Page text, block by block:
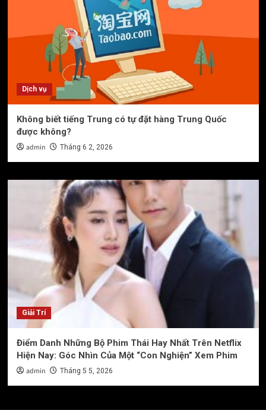
Dịch vụ
Không biết tiếng Trung có tự đặt hàng Trung Quốc
được không?
admin Tháng 6 2, 2026
Giải Trí
Điểm Danh Những Bộ Phim Thái Hay Nhất Trên Netflix
Hiện Nay: Góc Nhìn Của Một “Con Nghiện” Xem Phim
admin Tháng 5 5, 2026